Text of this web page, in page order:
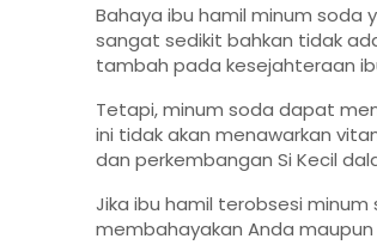
Bahaya ibu hamil minum soda
sangat sedikit bahkan tidak
tambah pada kesejahteraan
Tetapi, minum soda dapat
ini tidak akan menawarkan
dan perkembangan Si Kecil
Jika ibu hamil terobsesi
membahayakan Anda maupun